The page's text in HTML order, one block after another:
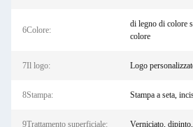
6Colore:
di legno di colore
colore
7Il logo: Logo
8Stampa: Stampa a seta,
9Trattamento superficiale: Verniciato,